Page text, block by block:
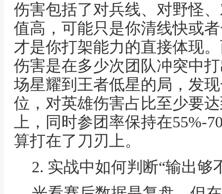
伤害包括了对兵线、对野怪
值高，可能只是你清线快或
才是你打架能力的直接体现
伤害是在多少次团队冲突中
场星耀到王者低星的局，发
位，对英雄伤害占比至少要
上，同时参团率保持在55%-
算打在了刀刃上。
2. 实战中如何判断“输出够